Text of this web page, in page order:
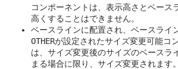
コンポーネントは、表示高さとベース
高くすることはできません。
ベースラインに配置され、ベースライ
OTHERが設定されたサイズ変更可能コ
は、サイズ変更後のサイズのベースラ
まる場合に限り、サイズ変更されます。